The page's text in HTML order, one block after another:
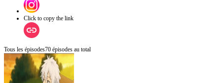
Click to copy the link
Tous les épisodes70 épisodes au total